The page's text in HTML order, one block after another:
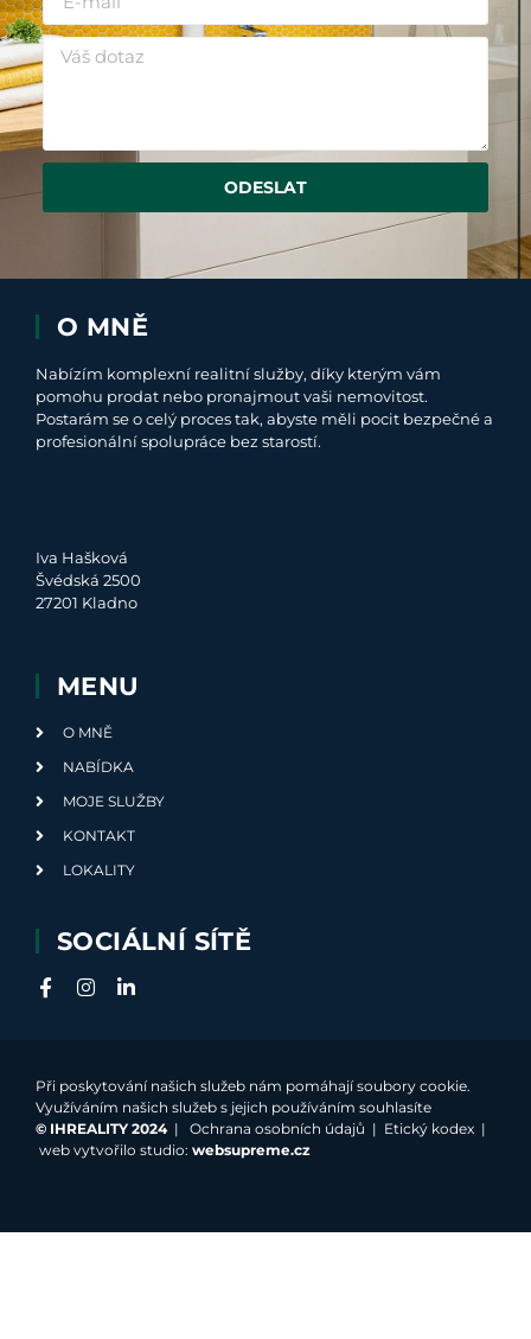
ODESLAT
O MNĚ
Nabízím komplexní realitní služby, díky kterým vám
pomohu prodat nebo pronajmout vaši nemovitost.
Postarám se o celý proces tak, abyste měli pocit bezpečné a
profesionální spolupráce bez starostí.
Iva Hašková
Švédská 2500
27201 Kladno
MENU
O MNĚ
NABÍDKA
MOJE SLUŽBY
KONTAKT
LOKALITY
SOCIÁLNÍ SÍTĚ
Při poskytování našich služeb nám pomáhají soubory cookie.
Využíváním našich služeb s jejich používáním souhlasíte
© IHREALITY 2024| Ochrana osobních údajů | Etický kodex |
web vytvořilo studio: websupreme.cz